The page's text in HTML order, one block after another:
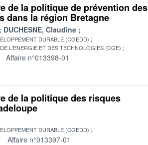
de la politique de prévention des
dans la région Bretagne
DUCHESNE, Claudine
DURABLE (CGEDD)
L'ENERGIE ET DES TECHNOLOGIES (CGE)
Affaire n°013398-01
de la politique des risques
DURABLE (CGEDD)
Affaire n°013397-01